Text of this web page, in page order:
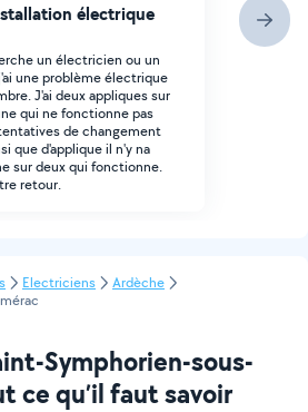
électrique
un électricien ou un
une problème électrique
J'ai deux appliques sur
qui ne fonctionne pas
de changement
que d'applique il n'y na
sur deux qui fonctionne.
retour.
Electriciens
Ardèche
Symphorien-sous-
ce qu’il faut savoir